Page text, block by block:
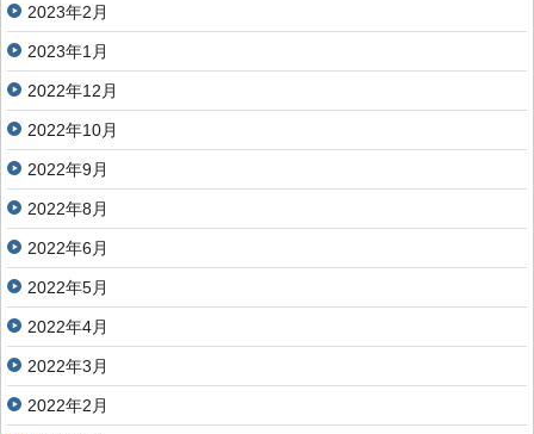
2023年2月
2023年1月
2022年12月
2022年10月
2022年9月
2022年8月
2022年6月
2022年5月
2022年4月
2022年3月
2022年2月